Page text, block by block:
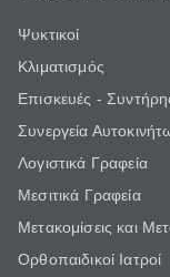
Ψυκτικοί
Κλιματισμός
Επισκευές -
Συνεργεία
Λογιστικά Γραφεία
Μεσιτικά Γραφεία
Μετακομίσεις και
Ορθοπαιδικοί Ιατροί